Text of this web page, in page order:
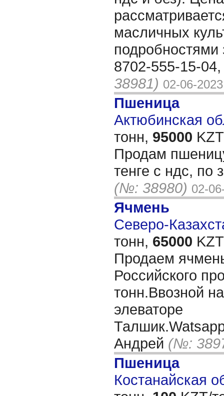
масличных
8702-555-15-
38981) 02-06-2023
Пшеница
Актюбинская
тонн, 95000
Продам
тенге с ндс, по
(№: 38980) 02-
Ячмень
Северо-
тонн, 65000
Продаем
Российского
тонн.Ввозной
элеваторе
Андрей (№:
Пшеница
Костанайская